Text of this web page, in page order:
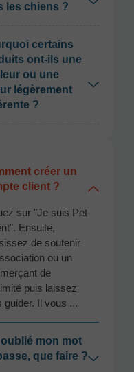
les chiens ?
certains
ont-ils une
ou une
légèrement
?
créer un
client ?
sur "Je suis Pet
Ensuite,
de soutenir
ou un
de
puis laissez
guider. Il vous ...
oublié mon mot
que faire ?